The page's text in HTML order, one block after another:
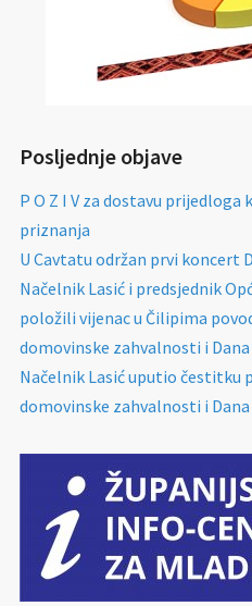
Posljednje objave
P O Z I V za dostavu
priznanja
U Cavtatu održan prvi koncert
Načelnik Lasić i predsjednik
položili vijenac u Čilipima
domovinske zahvalnosti i
Načelnik Lasić uputio čestitku
domovinske zahvalnosti i